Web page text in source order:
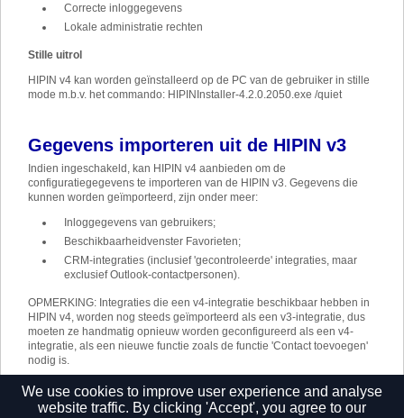
Correcte inloggegevens
Lokale administratie rechten
Stille uitrol
HIPIN v4 kan worden geïnstalleerd op de PC van de gebruiker in stille
mode m.b.v. het commando: HIPINInstaller-4.2.0.2050.exe /quiet
Gegevens importeren uit de HIPIN v3
Indien ingeschakeld, kan HIPIN v4 aanbieden om de
configuratiegegevens te importeren van de HIPIN v3. Gegevens die
kunnen worden geïmporteerd, zijn onder meer:
Inloggegevens van gebruikers;
Beschikbaarheidvenster Favorieten;
CRM-integraties (inclusief 'gecontroleerde' integraties, maar
exclusief Outlook-contactpersonen).
OPMERKING: Integraties die een v4-integratie beschikbaar hebben in
HIPIN v4, worden nog steeds geïmporteerd als een v3-integratie, dus
moeten ze handmatig opnieuw worden geconfigureerd als een v4-
integratie, als een nieuwe functie zoals de functie 'Contact toevoegen'
nodig is.
Het importproces vindt plaats bij de eerste aanmelding. Raadpleeg
'Welkom en aanmelden' voor de gedetailleerde stappen.
We use cookies to improve user experience and analyse
website traffic. By clicking 'Accept', you agree to our